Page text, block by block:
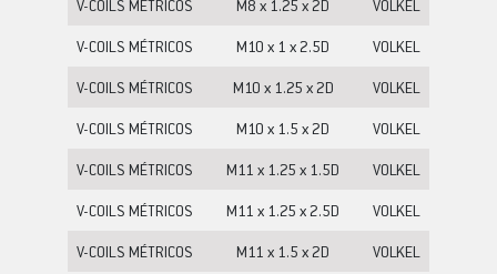
V-COILS MÉTRICOS
M8 x 1.25 x 2D
VOLKEL
V-COILS MÉTRICOS
M10 x 1 x 2.5D
VOLKEL
V-COILS MÉTRICOS
M10 x 1.25 x 2D
VOLKEL
V-COILS MÉTRICOS
M10 x 1.5 x 2D
VOLKEL
V-COILS MÉTRICOS
M11 x 1.25 x 1.5D
VOLKEL
V-COILS MÉTRICOS
M11 x 1.25 x 2.5D
VOLKEL
V-COILS MÉTRICOS
M11 x 1.5 x 2D
VOLKEL